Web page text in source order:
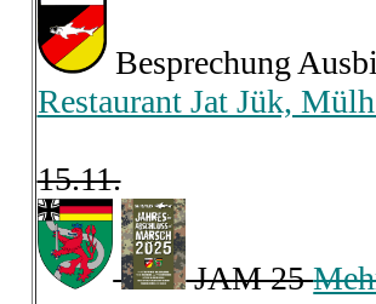
Besprechung
Restaurant Jat Jük,
15.11.
JAM 25